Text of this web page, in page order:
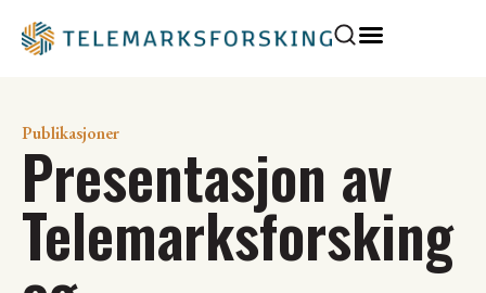
Publikasjoner
Presentasjon av
Telemarksforsking